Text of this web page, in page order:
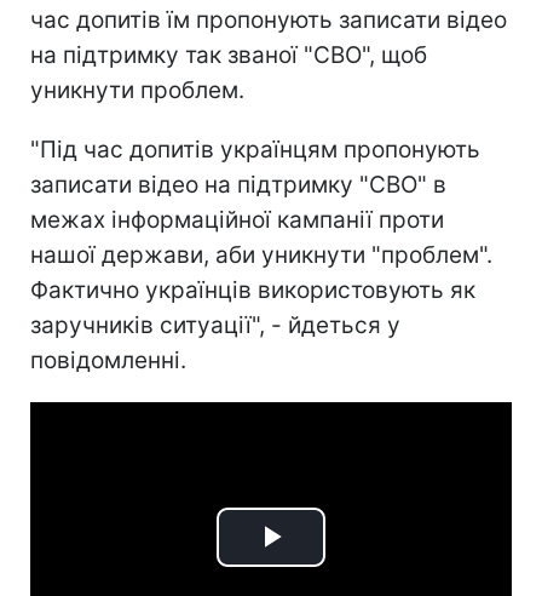
час допитів їм пропонують записати відео
на підтримку так званої "СВО", щоб
уникнути проблем.
"Під час допитів українцям пропонують
записати відео на підтримку "СВО" в
межах інформаційної кампанії проти
нашої держави, аби уникнути "проблем".
Фактично українців використовують як
заручників ситуації", - йдеться у
повідомленні.
Play